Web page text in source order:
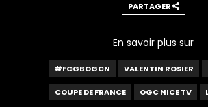
PARTAGER
En savoir plus sur
#FCGBOGCN VALENTIN ROSIER
COUPE DE FRANCE OGC NICE TV